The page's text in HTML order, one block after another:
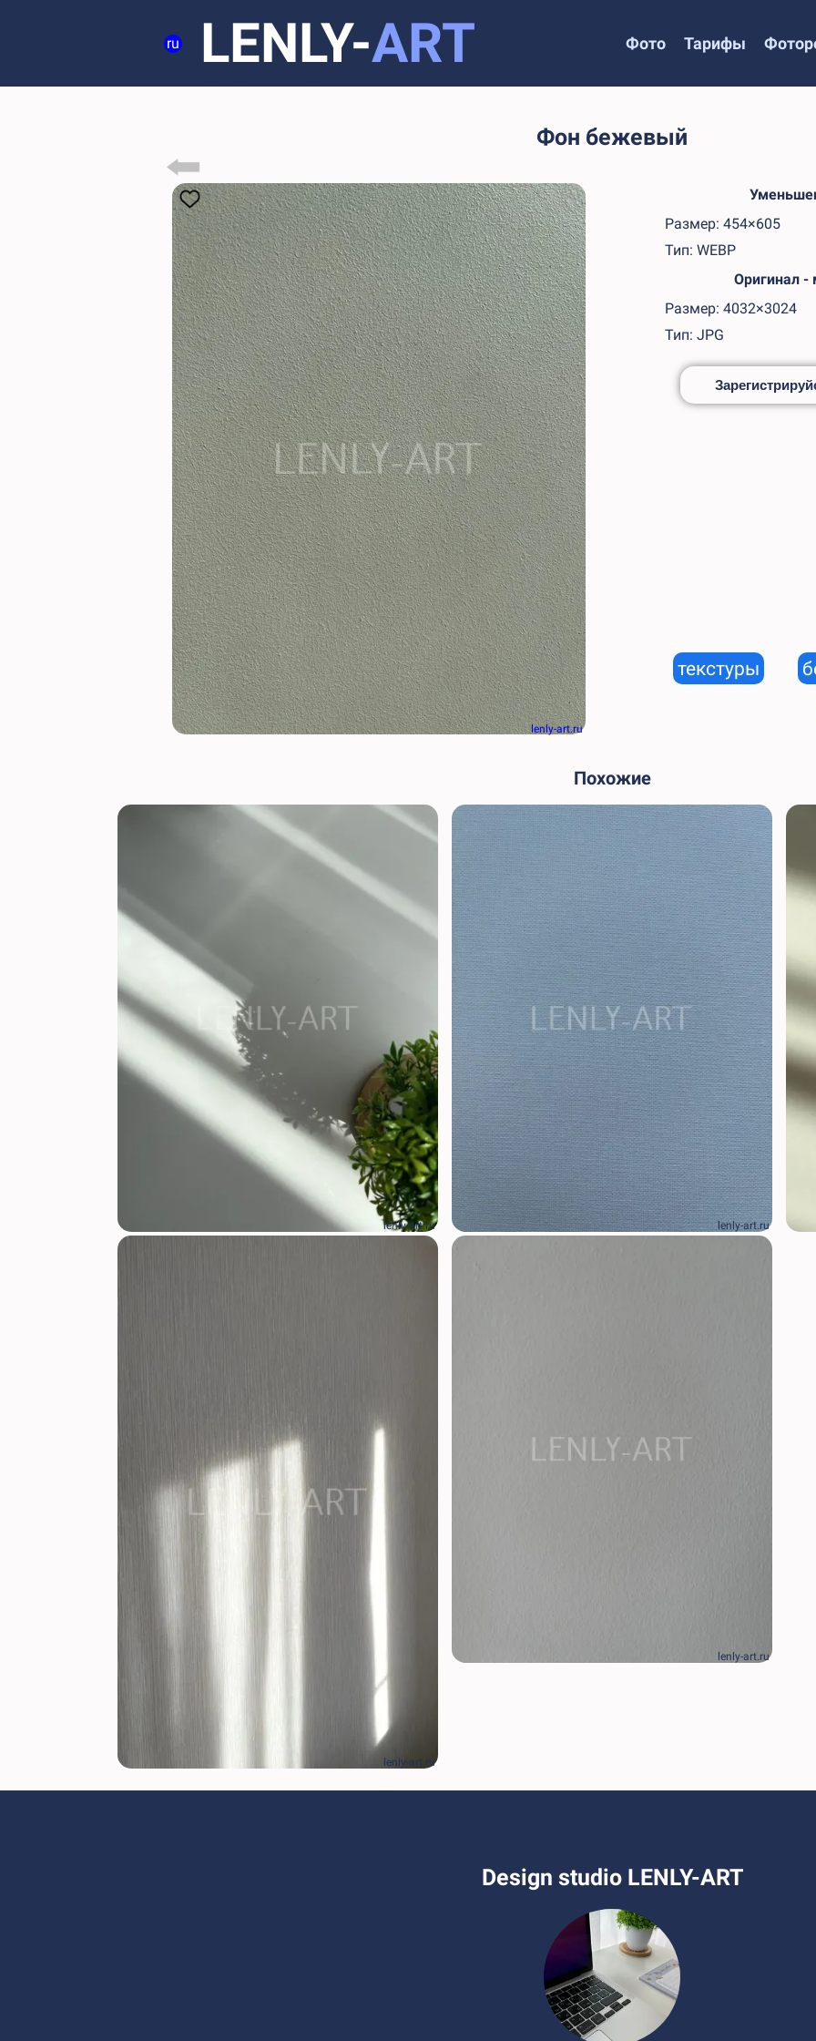
ru LENLY-ART Фото Тарифы
Фон бежевый
lenly-art.ru
Размер: 454×605
Тип: WEBP
Оригинал -
Размер: 4032×3024
Тип: JPG
текстуры
Похожие
lenly-art.ru
lenly-art.ru
lenly-art.ru
lenly-art.ru
Design studio LENLY-ART